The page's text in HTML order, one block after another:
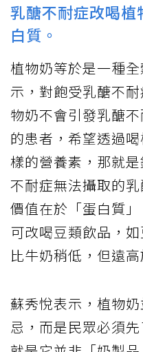
乳醣不耐症改喝
白質。
植物奶等於是一種
示，對飽受乳醣不
物奶不會引發乳醣
的患者，希望透過
樣的營養素，那就
不耐症無法攝取的
價值在於「蛋白質
可改喝豆類飲品，
比牛奶稍低，但遠高
蘇秀悅表示，植物
忌，而是民眾必須